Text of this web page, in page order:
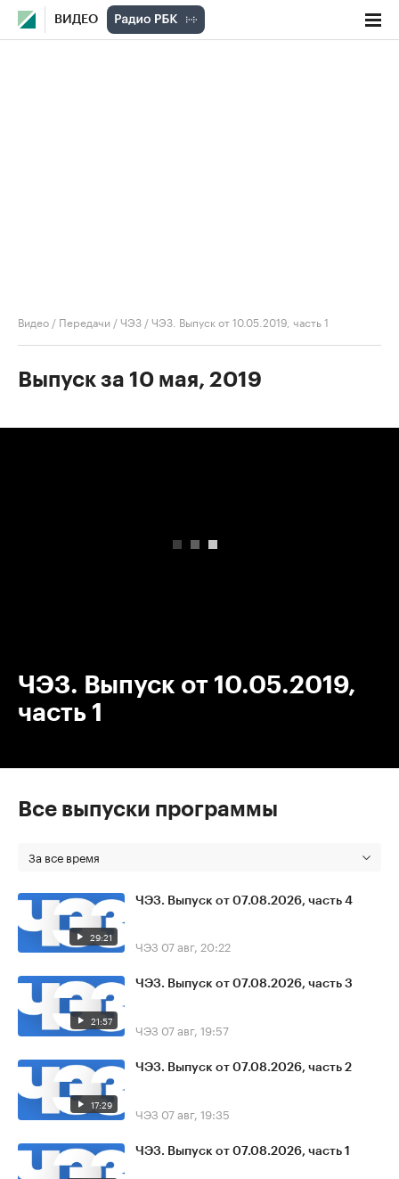
ВИДЕО
Видео / Передачи /ЧЭЗ /ЧЭЗ. Выпуск от 10.05.2019, часть 1
Выпуск за 10 мая, 2019
ЧЭЗ. Выпуск от 10.05.2019,
часть 1
Все выпуски программы
За все время
29:21
ЧЭЗ. Выпуск от 07.08.2026, часть 4
ЧЭЗ 07 авг, 20:22
21:57
ЧЭЗ. Выпуск от 07.08.2026, часть 3
ЧЭЗ 07 авг, 19:57
17:29
ЧЭЗ. Выпуск от 07.08.2026, часть 2
ЧЭЗ 07 авг, 19:35
ЧЭЗ. Выпуск от 07.08.2026, часть 1